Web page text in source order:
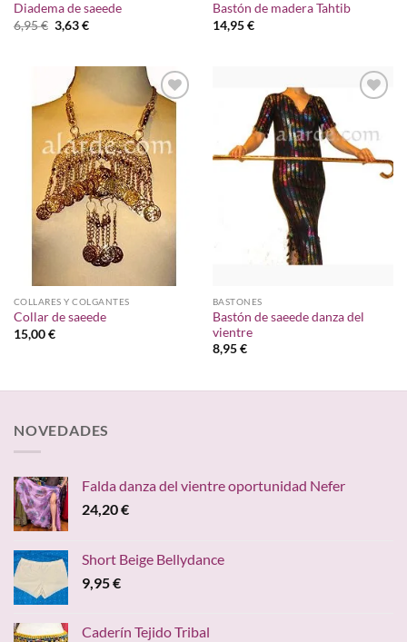
Diadema de saeede
6,95€ El
precio
6,95 €.
3,63€El
Bastón de madera Tahtib
14,95€
Añadir
a la
lista de
deseos
COLLARES Y COLGANTES
Collar de saeede
15,00€
lista de
deseos
BASTONES
Bastón de saeede danza del
vientre
8,95€
NOVEDADES
Falda danza del vientre oportunidad Nefer
24,20€
Short Beige Bellydance
9,95€
Caderín Tejido Tribal